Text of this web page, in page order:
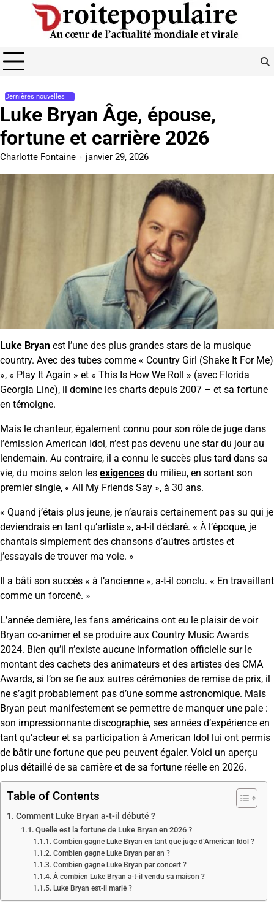
Dernières nouvelles
Luke Bryan Âge, épouse,
fortune et carrière 2026
Charlotte Fontaine janvier 29, 2026
Luke Bryan est l’une des plus grandes stars de la musique
country. Avec des tubes comme « Country Girl (Shake It For Me)
», « Play It Again » et « This Is How We Roll » (avec Florida
Georgia Line), il domine les charts depuis 2007 – et sa fortune
en témoigne.
Mais le chanteur, également connu pour son rôle de juge dans
l’émission American Idol, n’est pas devenu une star du jour au
lendemain. Au contraire, il a connu le succès plus tard dans sa
vie, du moins selon les exigences du milieu, en sortant son
premier single, « All My Friends Say », à 30 ans.
« Quand j’étais plus jeune, je n’aurais certainement pas su qui je
deviendrais en tant qu’artiste », a-t-il déclaré. « À l’époque, je
chantais simplement des chansons d’autres artistes et
j’essayais de trouver ma voie. »
Il a bâti son succès « à l’ancienne », a-t-il conclu. « En travaillant
comme un forcené. »
L’année dernière, les fans américains ont eu le plaisir de voir
Bryan co-animer et se produire aux Country Music Awards
2024. Bien qu’il n’existe aucune information officielle sur le
montant des cachets des animateurs et des artistes des CMA
Awards, si l’on se fie aux autres cérémonies de remise de prix, il
ne s’agit probablement pas d’une somme astronomique. Mais
Bryan peut manifestement se permettre de manquer une paie :
son impressionnante discographie, ses années d’expérience en
tant qu’acteur et sa participation à American Idol lui ont permis
de bâtir une fortune que peu peuvent égaler. Voici un aperçu
plus détaillé de sa carrière et de sa fortune réelle en 2026.
Table of Contents
Comment Luke Bryan a-t-il débuté ?
Quelle est la fortune de Luke Bryan en 2026 ?
Combien gagne Luke Bryan en tant que juge d’American Idol ?
Combien gagne Luke Bryan par an ?
Combien gagne Luke Bryan par concert ?
À combien Luke Bryan a-t-il vendu sa maison ?
Luke Bryan est-il marié ?